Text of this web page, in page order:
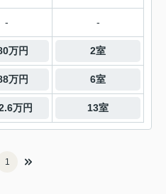
- -
万円 2室
万円 6室
万円 13室
1